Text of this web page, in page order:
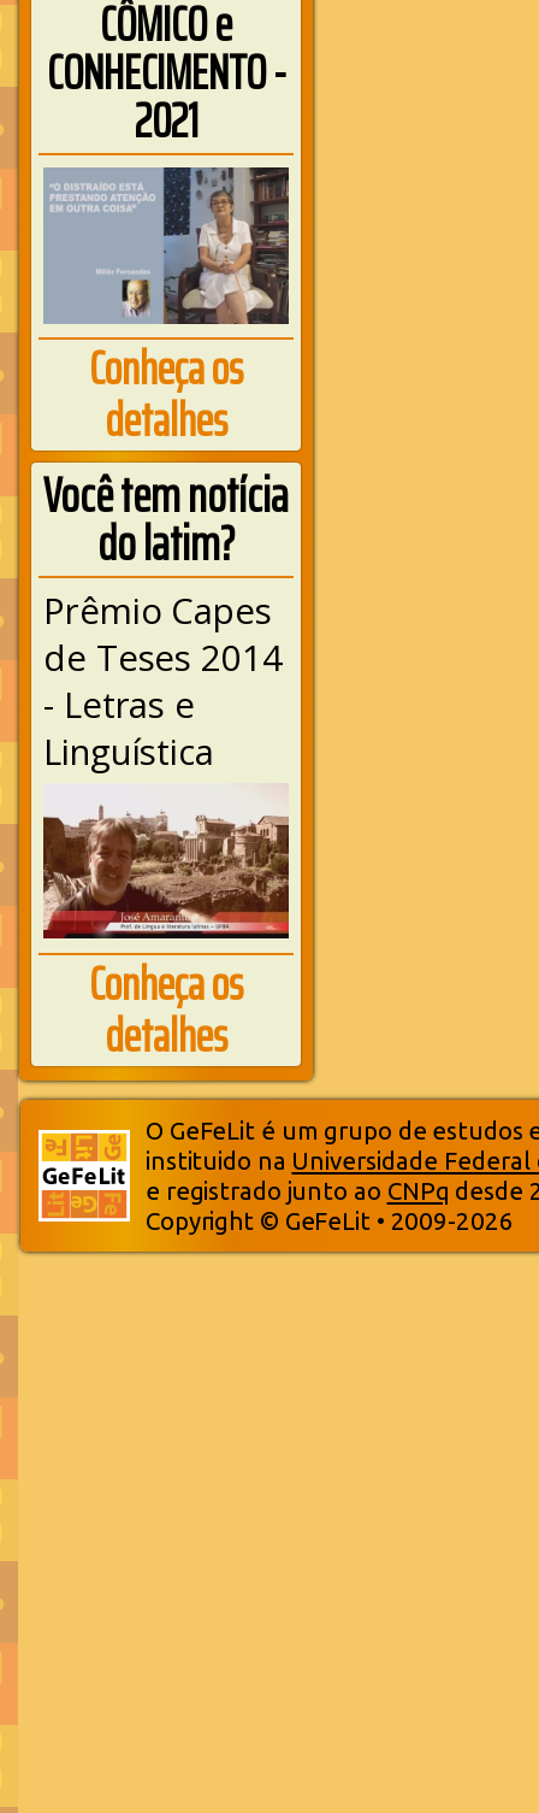
CÔMICO e
CONHECIMENTO -
2021
Conheça os
detalhes
Você tem notícia
do latim?
Prêmio Capes
de Teses 2014
- Letras e
Linguística
Conheça os
detalhes
O GeFeLit é um grupo de estudos
instituido na Universidade Federal
e registrado junto ao CNPq desde
Copyright © GeFeLit • 2009-2026